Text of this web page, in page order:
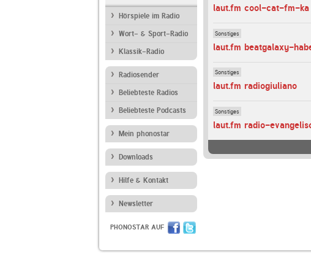
Hörspiele im Radio
Wort- & Sport-Radio
Klassik-Radio
Radiosender
Beliebteste Radios
Beliebteste Podcasts
Mein phonostar
Downloads
Hilfe & Kontakt
Newsletter
PHONOSTAR AUF
laut.fm cool-cat-fm-ka
Sonstiges
laut.fm beatgalaxy-
Sonstiges
laut.fm radiogiuliano
Sonstiges
laut.fm radio-